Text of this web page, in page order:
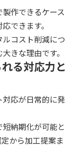
作できるケース
できます。
コスト削減につ
きな理由です。
る対応力と
応が日常的に発
納期化が可能と
から加工提案ま